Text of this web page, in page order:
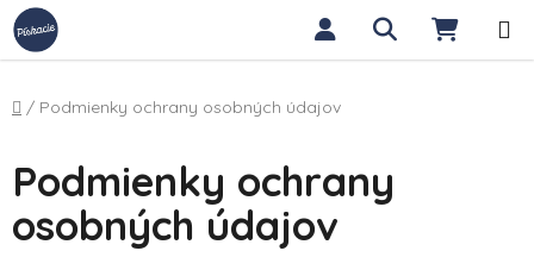
Přejít na obsah Hledat
Domů
/ Podmienky ochrany osobných údajov
Podmienky ochrany
osobných údajov